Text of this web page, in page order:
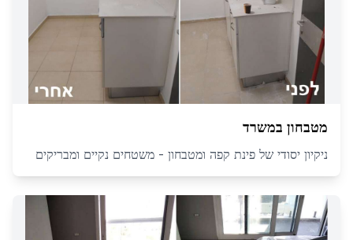
מטבחון במשרד
ניקיון יסודי של פינת קפה ומטבחון - משטחים נקיים ומבריקים